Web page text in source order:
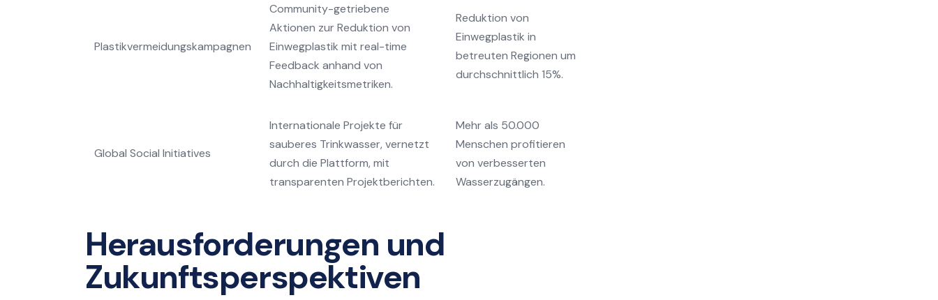
Plastikvermeidungskampagnen
Community-getriebene
Aktionen zur Reduktion von
Einwegplastik mit real-time
Feedback anhand von
Nachhaltigkeitsmetriken.
Reduktion von
Einwegplastik in
betreuten Regionen um
durchschnittlich 15%.
Global Social Initiatives
Internationale Projekte für
sauberes Trinkwasser, vernetzt
durch die Plattform, mit
transparenten Projektberichten.
Mehr als 50.000
Menschen profitieren
von verbesserten
Wasserzugängen.
Herausforderungen und
Zukunftsperspektiven